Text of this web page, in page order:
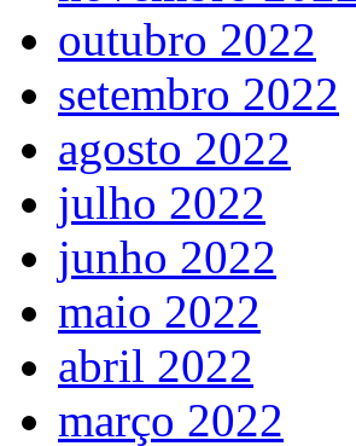
outubro 2022
setembro 2022
agosto 2022
julho 2022
junho 2022
maio 2022
abril 2022
março 2022